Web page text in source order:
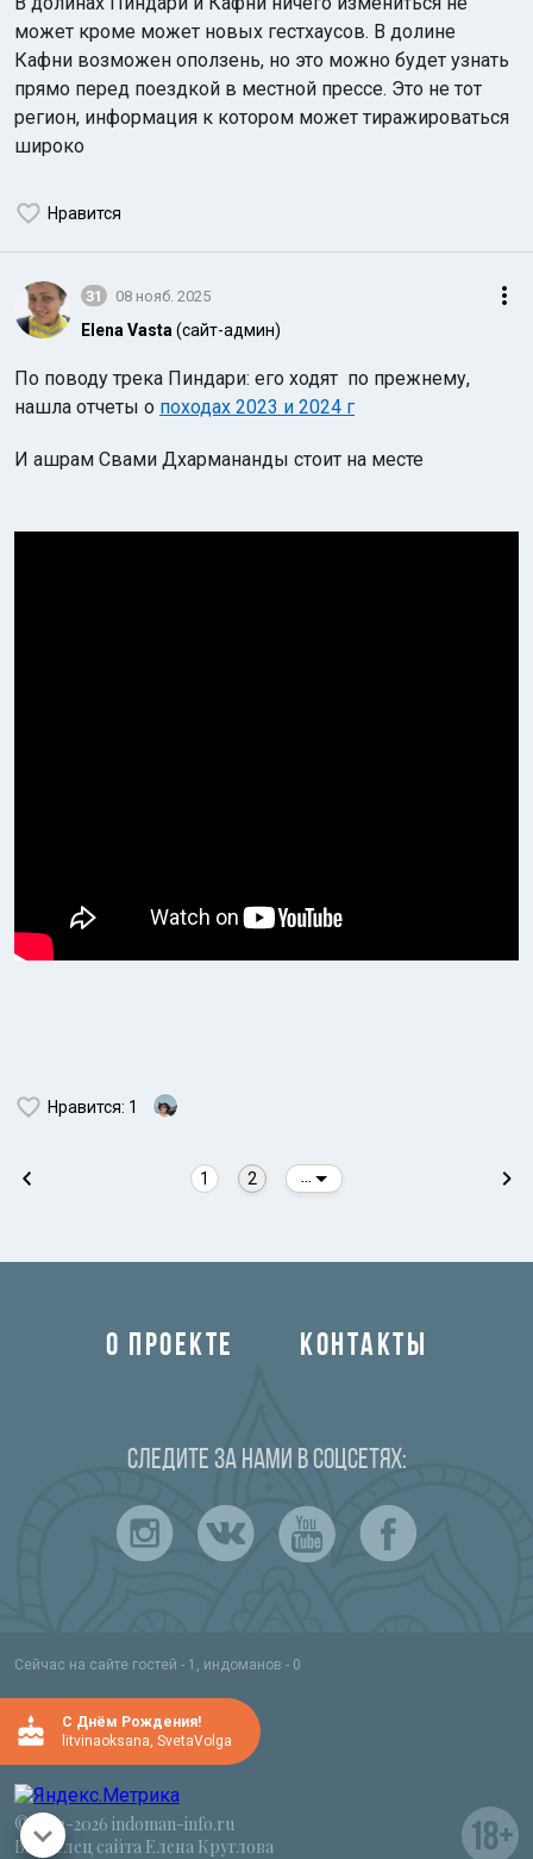
может кроме может новых гестхаусов. В долине
Кафни возможен оползень, но это можно будет узнать
прямо перед поездкой в местной прессе. Это не тот
регион, информация к котором может тиражироваться
широко
Нравится
31 08 нояб. 2025
Elena Vasta (сайт-админ)
По поводу трека Пиндари: его ходят по прежнему,
нашла отчеты о походах 2023 и 2024 г
И ашрам Свами Дхармананды стоит на месте
Нравится: 1
1 2
О ПРОЕКТЕ КОНТАКТЫ
Следите за нами в соцсетях:
Сейчас на сайте гостей - 1, индоманов - 0
C Днём Рождения!
litvinaoksana, SvetaVolga
© 2012-2026 indoman-info.ru
Владелец сайта Елена Круглова